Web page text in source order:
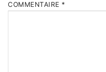
COMMENTAIRE *